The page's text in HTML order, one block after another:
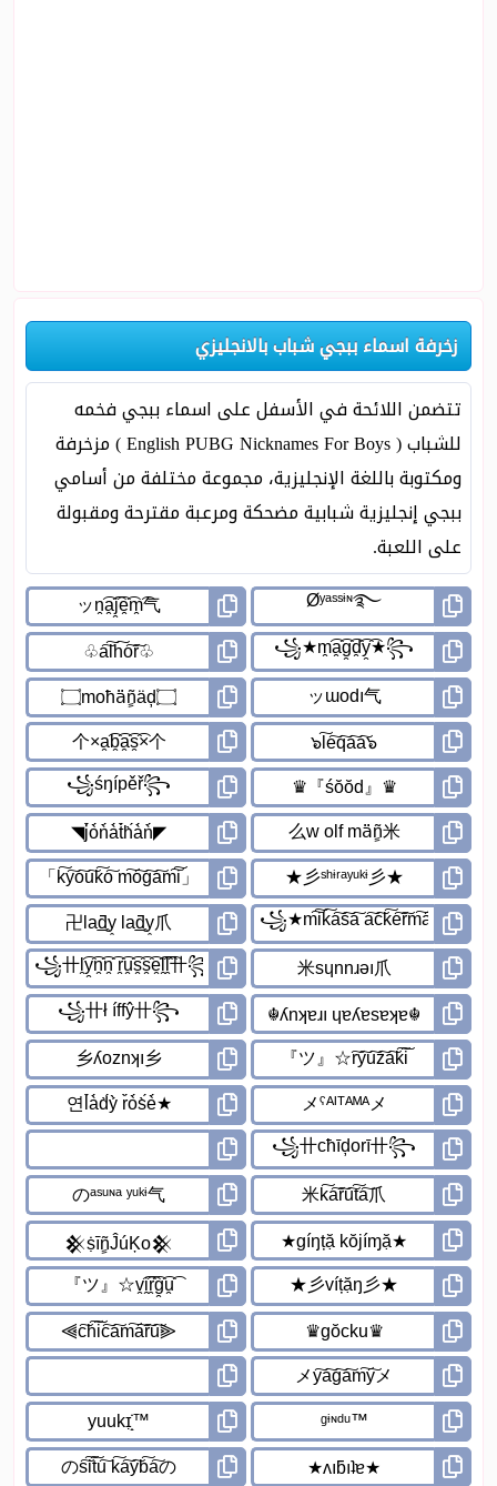
زخرفة اسماء ببجي شباب بالانجليزي
تتضمن اللائحة في الأسفل على اسماء ببجي فخمه
للشباب ( English PUBG Nicknames For Boys ) مزخرفة
ومكتوبة باللغة الإنجليزية، مجموعة مختلفة من أسامي
ببجي إنجليزية شبابية مضحكة ومرعبة مقترحة ومقبولة
على اللعبة.